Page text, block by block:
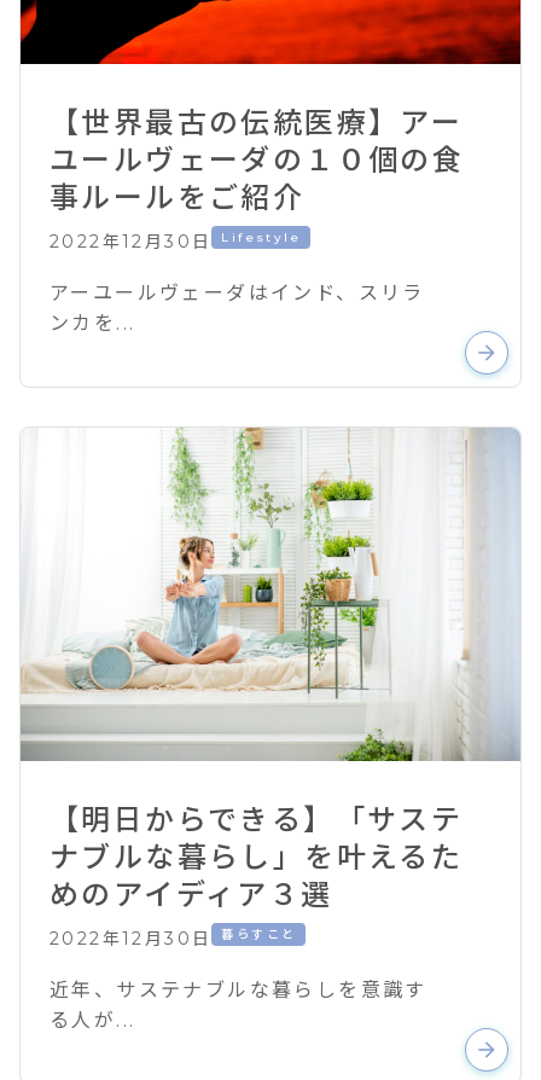
【世界最古の伝統医療】アー
ユールヴェーダの１０個の食
事ルールをご紹介
2022年12月30日 Lifestyle
アーユールヴェーダはインド、スリラ
ンカを...
arrow_forward
【明日からできる】「サステ
ナブルな暮らし」を叶えるた
めのアイディア３選
2022年12月30日 暮らすこと
近年、サステナブルな暮らしを意識す
る人が...
arrow_forward